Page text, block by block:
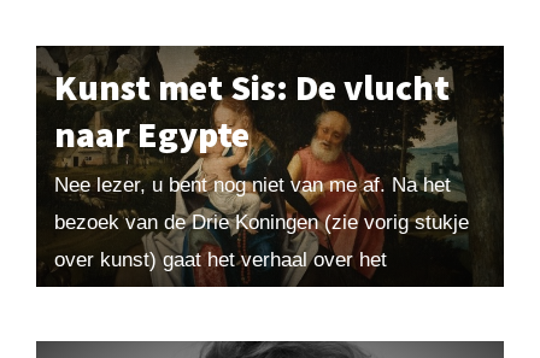
Kunst met Sis: De vlucht
naar Egypte
Nee lezer, u bent nog niet van me af. Na het
bezoek van de Drie Koningen (zie vorig stukje
over kunst) gaat het verhaal over het